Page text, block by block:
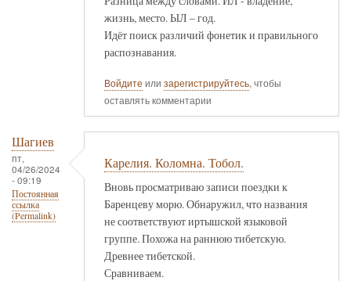
жизнь, место. ЫЛ – год.
Идёт поиск различий фонетик и правильного
распознавания.
Войдите или зарегистрируйтесь, чтобы
оставлять комментарии
Шагиев
пт,
04/26/2024
- 09:19
Постоянная
ссылка
(Permalink)
Карелия. Коломна. Тобол.
Вновь просматриваю записи поездки к
Баренцеву морю. Обнаружил, что названия
не соответствуют иртышской языковой
группе. Похожа на раннюю тибетскую.
Древнее тибетской.
Сравниваем.